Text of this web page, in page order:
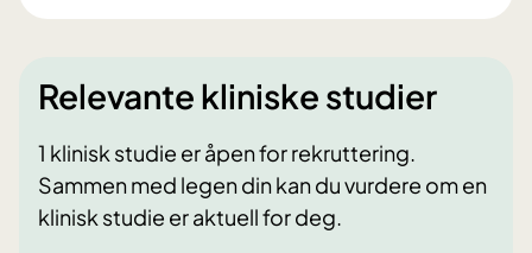
Relevante kliniske studier
1 klinisk studie er åpen for rekruttering.
Sammen med legen din kan du vurdere om en
klinisk studie er aktuell for deg.